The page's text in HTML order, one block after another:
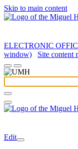
Skip to main content
ELECTRONIC
window)
Site content
Edit